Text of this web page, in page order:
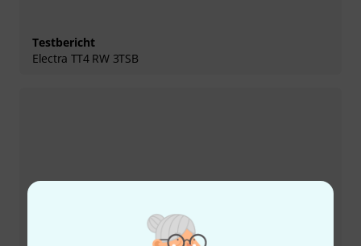
Testbericht
Electra TT4 RW 3TSB